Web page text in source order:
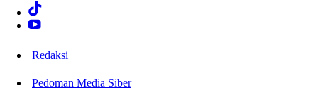
Redaksi
Pedoman Media Siber